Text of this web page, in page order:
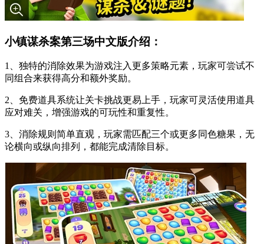
小镇谋杀案第三场中文版介绍：
1、独特的消除效果为游戏注入更多策略元素，玩家可尝试不
同组合来获得高分和额外奖励。
2、免费道具系统让关卡挑战更易上手，玩家可灵活使用道具
应对难关，增强游戏的可玩性和重复性。
3、消除规则简单直观，玩家需匹配三个或更多同色糖果，无
论横向或纵向排列，都能完成清除目标。